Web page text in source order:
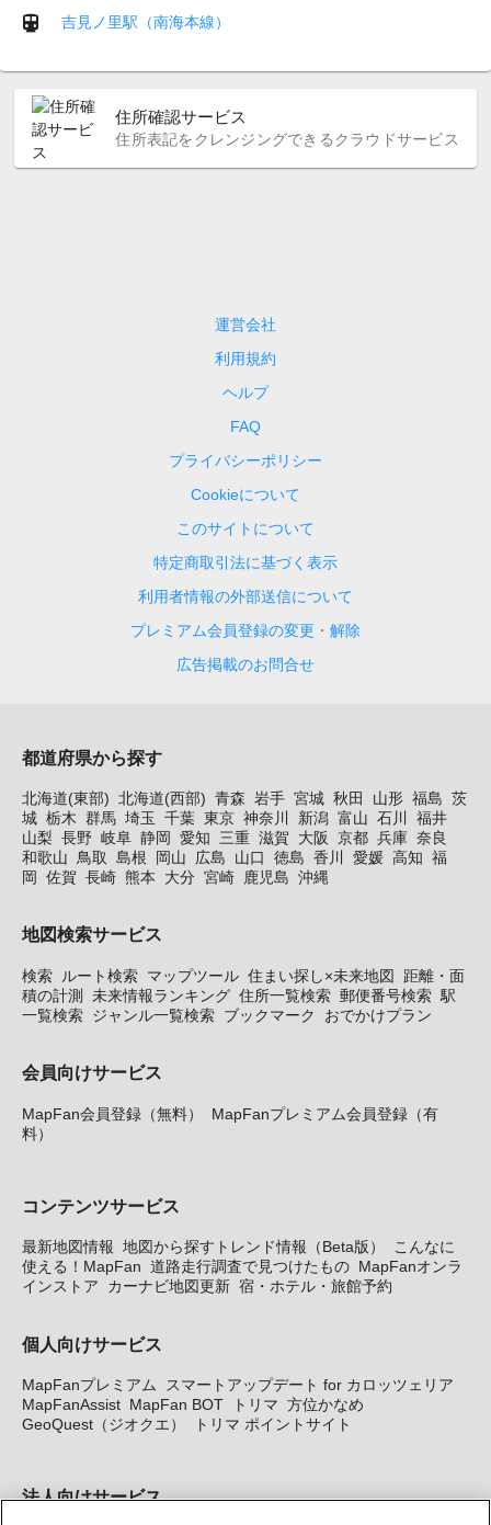
吉見ノ里駅（南海本線）
住所確認サービス
住所表記をクレンジングできるクラウドサービス
運営会社
利用規約
ヘルプ
FAQ
プライバシーポリシー
Cookieについて
このサイトについて
特定商取引法に基づく表示
利用者情報の外部送信について
プレミアム会員登録の変更・解除
広告掲載のお問合せ
都道府県から探す
北海道(東部) 北海道(西部) 青森 岩手 宮城 秋田 山形 福島 茨
城 栃木 群馬 埼玉 千葉 東京 神奈川 新潟 富山 石川
福井
山梨 長野 岐阜 静岡 愛知 三重 滋賀 大阪 京都 兵庫 奈良
和歌山
鳥取 島根 岡山 広島 山口 徳島 香川 愛媛 高知 福
岡
佐賀 長崎 熊本 大分 宮崎 鹿児島 沖縄
地図検索サービス
検索 ルート検索 マップツール 住まい探し×未来地図
距離・面
積の計測
未来情報ランキング 住所一覧検索 郵便番号検索 駅
一覧検索 ジャンル一覧検索 ブックマーク おでかけプラン
会員向けサービス
MapFan会員登録（無料）
MapFanプレミアム会員登録（有
料）
コンテンツサービス
最新地図情報 地図から探すトレンド情報（Beta版）
こんなに
使える！MapFan 道路走行調査で見つけたもの MapFanオンラ
インストア
カーナビ地図更新 宿・ホテル・旅館予約
個人向けサービス
MapFanプレミアム
スマートアップデート for カロッツェリア
MapFanAssist MapFan BOT トリマ 方位かなめ
GeoQuest（ジオクエ）
トリマ ポイントサイト
法人向けサービス